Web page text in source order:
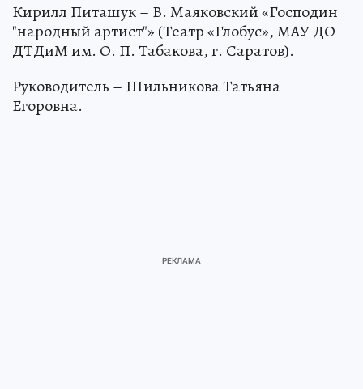
Кирилл Питашук – В. Маяковский «Господин
"народный артист"» (Театр «Глобус», МАУ ДО
ДТДиМ им. О. П. Табакова, г. Саратов).
Руководитель – Шильникова Татьяна
Егоровна.